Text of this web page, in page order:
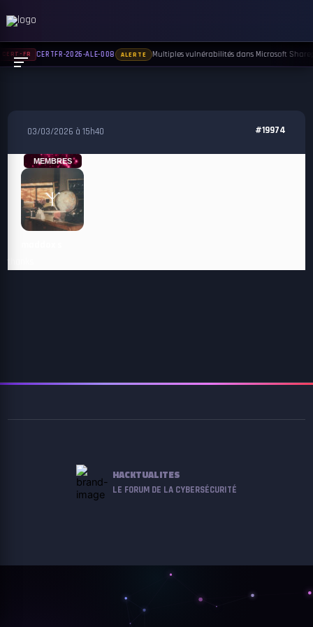
03/03/2026 à 15h40 #19974
MEMBRES
HACKTUALITES
LE FORUM DE LA CYBERSÉCURITÉ
CERT-FR CERTFR-2026-ALE-008 ALERTE Multiples vulnérabilités dans Microsoft